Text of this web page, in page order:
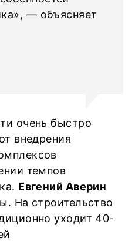
— объясняет
очень быстро
внедрения
темпов
Евгений Аверин
На строительство
уходит 40-